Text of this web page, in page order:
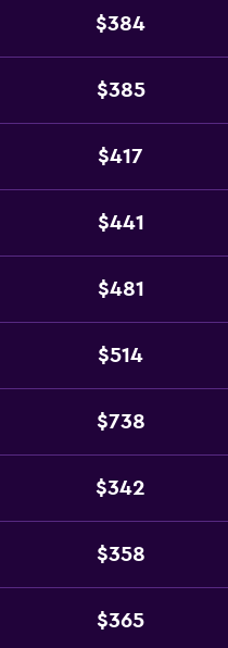
$384
$385
$417
$441
$481
$514
$738
$342
$358
$365